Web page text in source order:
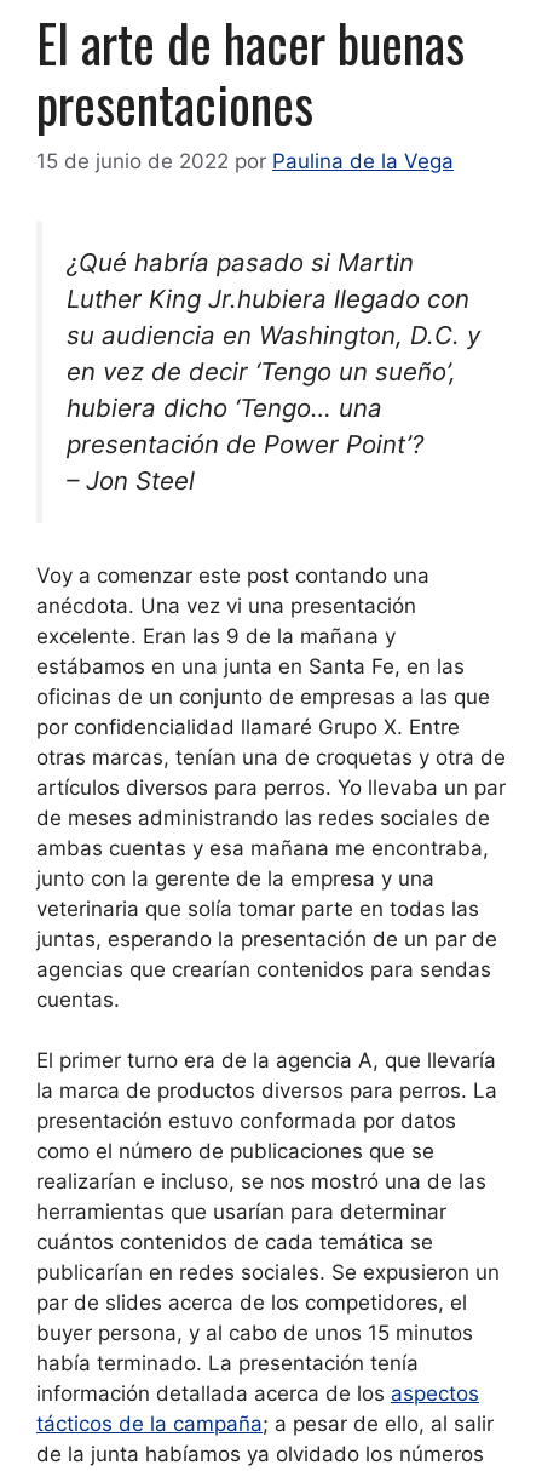
El arte de hacer buenas
presentaciones
15 de junio de 2022 por Paulina de la Vega
¿Qué habría pasado si Martin
Luther King Jr.hubiera llegado con
su audiencia en Washington, D.C. y
en vez de decir ‘Tengo un sueño’,
hubiera dicho ‘Tengo… una
presentación de Power Point’?
– Jon Steel
Voy a comenzar este post contando una
anécdota. Una vez vi una presentación
excelente. Eran las 9 de la mañana y
estábamos en una junta en Santa Fe, en las
oficinas de un conjunto de empresas a las que
por confidencialidad llamaré Grupo X. Entre
otras marcas, tenían una de croquetas y otra de
artículos diversos para perros. Yo llevaba un par
de meses administrando las redes sociales de
ambas cuentas y esa mañana me encontraba,
junto con la gerente de la empresa y una
veterinaria que solía tomar parte en todas las
juntas, esperando la presentación de un par de
agencias que crearían contenidos para sendas
cuentas.
El primer turno era de la agencia A, que llevaría
la marca de productos diversos para perros. La
presentación estuvo conformada por datos
como el número de publicaciones que se
realizarían e incluso, se nos mostró una de las
herramientas que usarían para determinar
cuántos contenidos de cada temática se
publicarían en redes sociales. Se expusieron un
par de slides acerca de los competidores, el
buyer persona, y al cabo de unos 15 minutos
había terminado. La presentación tenía
información detallada acerca de los aspectos
tácticos de la campaña; a pesar de ello, al salir
de la junta habíamos ya olvidado los números